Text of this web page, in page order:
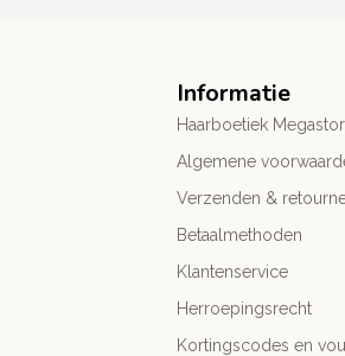
Informatie
Haarboetiek
Algemene
Verzenden &
Betaalmethoden
Klantenservice
Herroepingsrecht
Kortingscodes en